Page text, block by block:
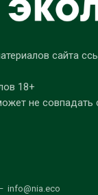
сайта
18+
не совпадать
info@nia.eco